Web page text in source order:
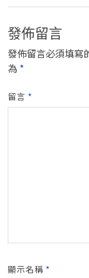
發佈留言
發佈留言必須填寫
為 *
留言 *
顯示名稱 *